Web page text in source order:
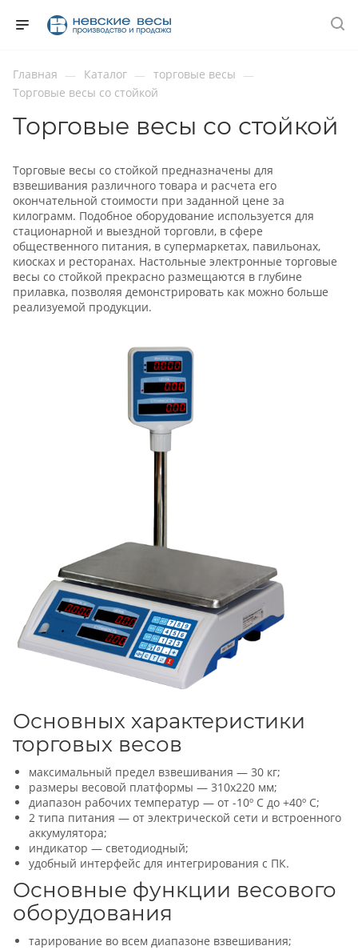
Главная — Каталог — торговые весы —
Торговые весы со стойкой
Торговые весы со стойкой
Торговые весы со стойкой предназначены для
взвешивания различного товара и расчета его
окончательной стоимости при заданной цене за
килограмм. Подобное оборудование используется для
стационарной и выездной торговли, в сфере
общественного питания, в супермаркетах, павильонах,
киосках и ресторанах. Настольные электронные торговые
весы со стойкой прекрасно размещаются в глубине
прилавка, позволяя демонстрировать как можно больше
реализуемой продукции.
Основных характеристики
торговых весов
максимальный предел взвешивания — 30 кг;
размеры весовой платформы — 310х220 мм;
диапазон рабочих температур — от -10º С до +40º С;
2 типа питания — от электрической сети и встроенного
аккумулятора;
индикатор — светодиодный;
удобный интерфейс для интегрирования с ПК.
Основные функции весового
оборудования
тарирование во всем диапазоне взвешивания;